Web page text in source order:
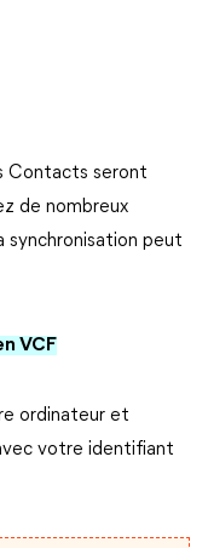
Contacts seront
de nombreux
synchronisation peut
VCF
ordinateur et
votre identifiant